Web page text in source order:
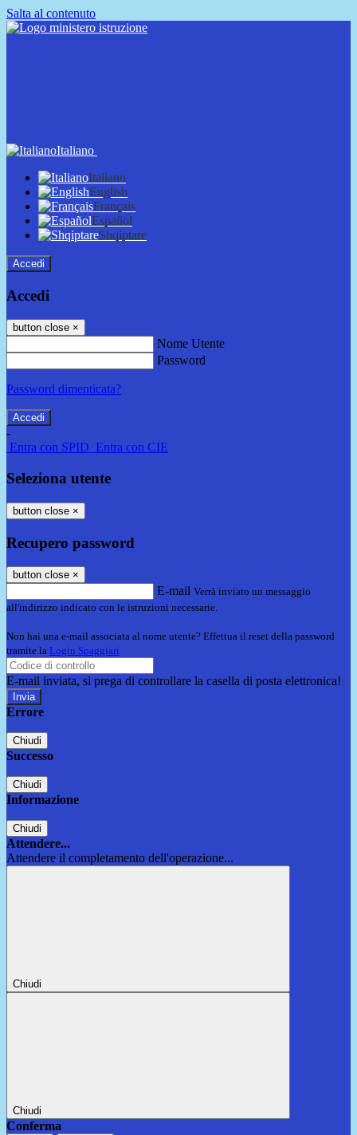
Salta al contenuto
Italiano
Italiano
English
Français
Español
Shqiptare
Accedi
Accedi
button close ×
Nome Utente
Password
Password dimenticata?
-
Entra con SPID Entra con CIE
Seleziona utente
button close ×
Recupero password
button close ×
E-mail Verrà inviato un messaggio
all'indirizzo indicato con le istruzioni necessarie.
Non hai una e-mail associata al nome utente? Effettua il reset della password
tramite la Login Spaggiari
E-mail inviata, si prega di controllare la casella di posta elettronica!
Errore
Chiudi
Successo
Chiudi
Informazione
Chiudi
Attendere...
Attendere il completamento dell'operazione...
Chiudi
Chiudi
Conferma